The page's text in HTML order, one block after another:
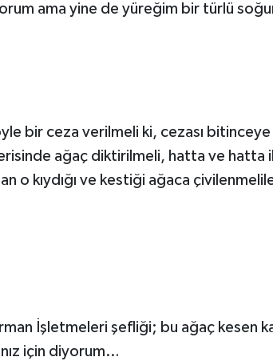
ama yine de yüreğim bir türlü
bir ceza verilmeli ki, cezası
ağaç diktirilmeli, hatta ve hatta
o kıydığı ve kestiği ağaca
İşletmeleri şefliği; bu ağaç kesen
için diyorum…